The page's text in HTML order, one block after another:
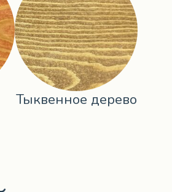
Тыквенное дерево